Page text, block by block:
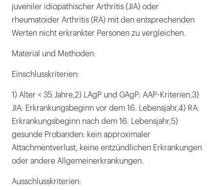
juveniler idiopathischer Arthritis (JIA) oder
rheumatoider Arthritis (RA) mit den entsprechenden
Werten nicht erkrankter Personen zu vergleichen.
Material und Methoden:
Einschlusskriterien:
1) Alter < 35 Jahre,2) LAgP und GAgP: AAP-Kriterien,3)
JIA: Erkrankungsbeginn vor dem 16. Lebensjahr,4) RA:
Erkrankungsbeginn nach dem 16. Lebensjahr,5)
gesunde Probanden: kein approximaler
Attachmentverlust, keine entzündlichen Erkrankungen
oder andere Allgemeinerkrankungen.
Ausschlusskriterien: